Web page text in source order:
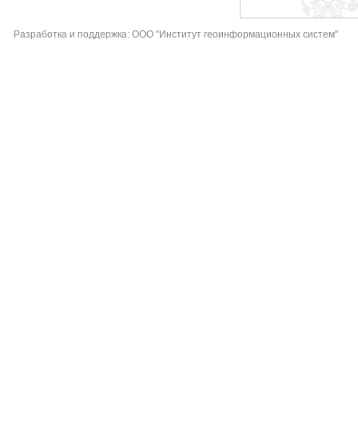
Разработка и поддержка: ООО "Институт геоинформационных систем"